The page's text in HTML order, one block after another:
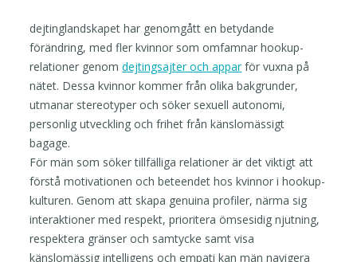
dejtinglandskapet har genomgått en betydande
förändring, med fler kvinnor som omfamnar hookup-
relationer genomdejtingsajter och apparför vuxna på
nätet. Dessa kvinnor kommer från olika bakgrunder,
utmanar stereotyper och söker sexuell autonomi,
personlig utveckling och frihet från känslomässigt
bagage.
För män som söker tillfälliga relationer är det viktigt att
förstå motivationen och beteendet hos kvinnor i hookup-
kulturen. Genom att skapa genuina profiler, närma sig
interaktioner med respekt, prioritera ömsesidig njutning,
respektera gränser och samtycke samt visa
känslomässig intelligens och empati kan män navigera